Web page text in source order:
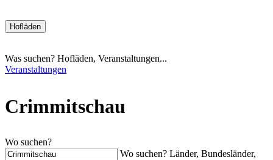
Hofläden
Was suchen? Hofläden, Veranstaltungen...
Veranstaltungen
Crimmitschau
Wo suchen?
Wo suchen? Länder, Bundesländer,